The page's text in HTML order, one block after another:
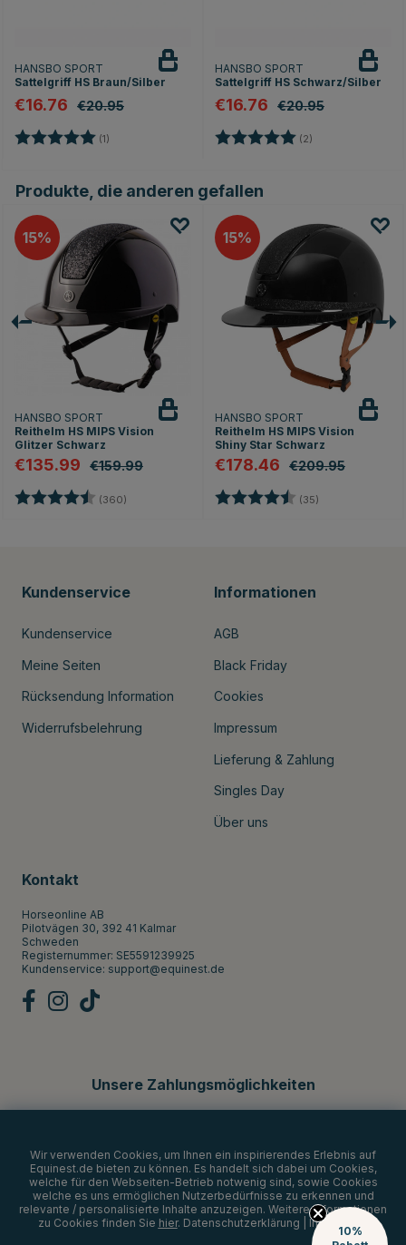
HANSBO SPORT
Sattelgriff HS Braun/Silber
€16.76 €20.95
Bewertung: (1)
HANSBO SPORT
Sattelgriff HS Schwarz/Silber
€16.76 €20.95
Bewertung: (2)
Produkte, die anderen gefallen
15
HANSBO SPORT
Reithelm HS MIPS Vision
Glitzer Schwarz
€135.99 €159.99
Bewertung: (360) 4.7 von 5 Sternen
15
HANSBO SPORT
Reithelm HS MIPS Vision
Shiny Star Schwarz
€178.46 €209.95
Bewertung: (35)
Kundenservice
Kundenservice
Meine Seiten
Rücksendung Information
Widerrufsbelehrung
Informationen
AGB
Black Friday
Cookies
Impressum
Lieferung & Zahlung
Singles Day
Über uns
Kontakt
Horseonline AB
Pilotvägen 30, 392 41 Kalmar
Schweden
Registernummer: SE5591239925
Kundenservice: support@equinest.de
Unsere Zahlungsmöglichkeiten
Wir verwenden Cookies, um Ihnen ein inspirierendes Erlebnis auf
Equinest.de bieten zu können. Es handelt sich dabei um Cookies,
welche für den Webseiten-Betrieb notwenig sind, sowie Cookies
welche es uns ermöglichen Nutzerbedürfnisse zu erkennen und
relevante / personalisierte Inhalte anzuzeigen. Weitere Informationen
zu Cookies finden Sie hier. Datenschutzerklärung Impressum
10%